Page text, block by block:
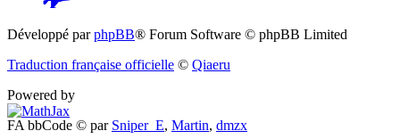
(S’ouvre
nouvel
Développé parphpBB® Forum Software © phpBB Limited
Traduction française officielle © Qiaeru
Powered by
FA bbCode © par Sniper_E, Martin, dmzx